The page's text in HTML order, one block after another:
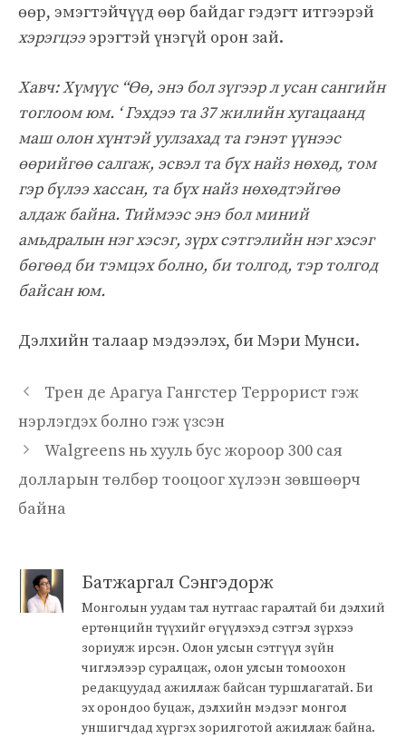
өөр, эмэгтэйчүүд өөр байдаг гэдэгт итгээрэй
хэрэгцээ эрэгтэй үнэгүй орон зай.
Хавч: Хүмүүс “Өө, энэ бол зүгээр л усан сангийн
тоглоом юм. ‘ Гэхдээ та 37 жилийн хугацаанд
маш олон хүнтэй уулзахад та гэнэт үүнээс
өөрийгөө салгаж, эсвэл та бүх найз нөхөд, том
гэр бүлээ хассан, та бүх найз нөхөдтэйгөө
алдаж байна. Тиймээс энэ бол миний
амьдралын нэг хэсэг, зүрх сэтгэлийн нэг хэсэг
бөгөөд би тэмцэх болно, би толгод, тэр толгод
байсан юм.
Дэлхийн талаар мэдээлэх, би Мэри Мунси.
Трен де Арагуа Гангстер Террорист гэж
нэрлэгдэх болно гэж үзсэн
Walgreens нь хууль бус жороор 300 сая
долларын төлбөр тооцоог хүлээн зөвшөөрч
байна
Батжаргал Сэнгэдорж
Монголын уудам тал нутгаас гаралтай би дэлхий
ертөнцийн түүхийг өгүүлэхэд сэтгэл зүрхээ
зориулж ирсэн. Олон улсын сэтгүүл зүйн
чиглэлээр суралцаж, олон улсын томоохон
редакцуудад ажиллаж байсан туршлагатай. Би
эх орондоо буцаж, дэлхийн мэдээг монгол
уншигчдад хүргэх зорилготой ажиллаж байна.